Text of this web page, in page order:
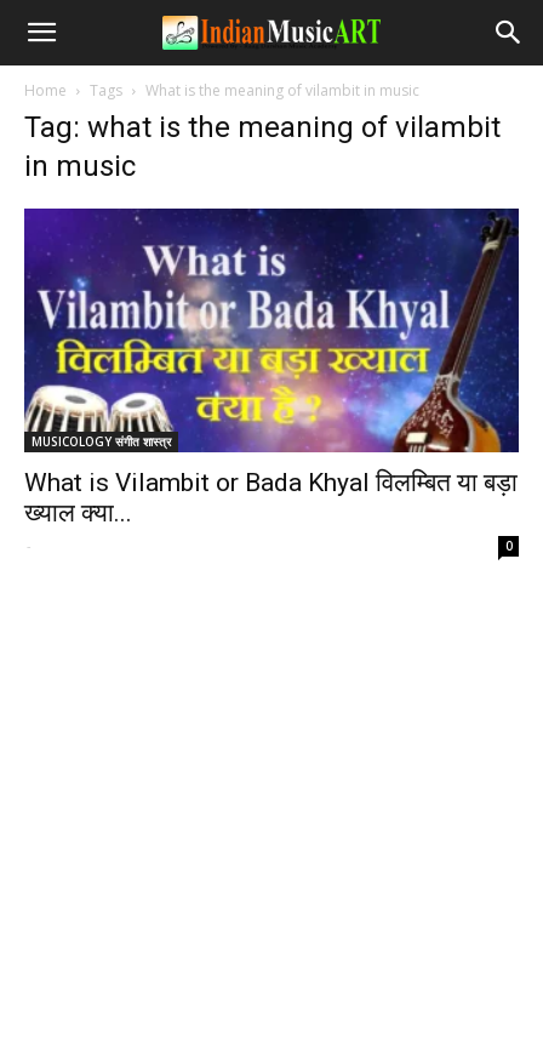
Home Tags What is the meaning of vilambit in music
Tag: what is the meaning of vilambit
in music
MUSICOLOGY संगीत शास्त्र
What is Vilambit or Bada Khyal विलम्बित या बड़ा
ख्याल क्या...
- 0